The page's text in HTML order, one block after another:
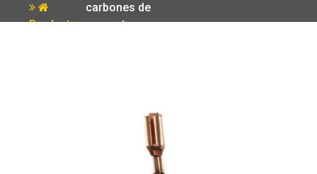
Producto
carbones de
repuesto para